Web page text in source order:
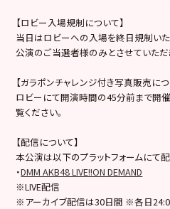
【ロビー入場規制について】
当日はロビーへの入場を終日規制い
公演のご当選者様のみとさせていただ
【ガラポンチャレンジ付き写真販売につ
ロビーにて開演時間の45分前まで開催
覧ください。
【配信について】
本公演は以下のプラットフォームにて配
・DMM AKB48 LIVE!!ON DEMAND
※LIVE配信
※アーカイブ配信は30日間 ※各日